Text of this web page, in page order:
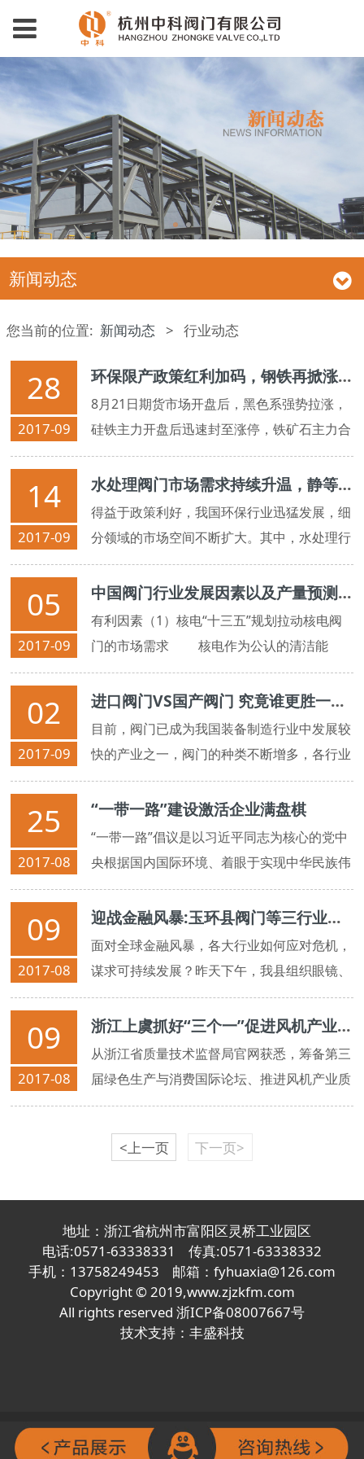
新闻动态
您当前的位置: 新闻动态 > 行业动态
28
2017-09
环保限产政策红利加码，钢铁再掀涨价潮
8月21日期货市场开盘后，黑色系强势拉涨，
硅铁主力开盘后迅速封至涨停，铁矿石主力合
约1801涨近7%，创5个月新高。A股市场上，
钢铁板块也同步走强。截至当日下午收盘...
14
2017-09
水处理阀门市场需求持续升温，静等释放
得益于政策利好，我国环保行业迅猛发展，细
分领域的市场空间不断扩大。其中，水处理行
业备受政策与市场青睐，呈现出高速的发展态
势与广阔的市场前景。
05
2017-09
中国阀门行业发展因素以及产量预测分析
有利因素（1）核电“十三五”规划拉动核电阀
门的市场需求 核电作为公认的清洁能
源，随着核电技术的发展，其安全性与经济性
得以提升，逐渐受到人们推崇。核电阀门是核
电项目中用量 ...
02
2017-09
进口阀门VS国产阀门 究竟谁更胜一筹？
目前，阀门已成为我国装备制造行业中发展较
快的产业之一，阀门的种类不断增多，各行业
对于阀门质量与技术的要求也越来越高。但像
大部分机械行业一样，我国阀门产业也面临着
起步晚、底子差的发展瓶颈。
25
2017-08
“一带一路”建设激活企业满盘棋
“一带一路”倡议是以习近平同志为核心的党中
央根据国内国际环境、着眼于实现中华民族伟
大复兴，高瞻远瞩提出的宏伟战略构想，是一
项促进沿线各国经济繁荣与区域经济合作、造
福各国人民、促进和平...
09
2017-08
迎战金融风暴:玉环县阀门等三行业商讨应对策略
面对全球金融风暴，各大行业如何应对危机，
谋求可持续发展？昨天下午，我县组织眼镜、
家具、阀门三大行业的企业负责人召开座谈
会，16家企业负责人围绕上述热点问题展开激
烈讨论...
09
2017-08
浙江上虞抓好“三个一”促进风机产业质量提升
从浙江省质量技术监督局官网获悉，筹备第三
届绿色生产与消费国际论坛、推进风机产业质
量提升示范区建设、加快风机产品质量监督检
验中心建设是上虞区2017年度三项重点工作...
<上一页 下一页>
地址：浙江省杭州市富阳区灵桥工业园区
电话:0571-63338331 传真:0571-63338332
手机：13758249453 邮箱：fyhuaxia@126.com
Copyright © 2019,www.zjzkfm.com
All rights reserved 浙ICP备08007667号
技术支持： 丰盛科技
浙ICP备08007667号-6